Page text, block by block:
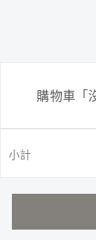
購物車「
小計